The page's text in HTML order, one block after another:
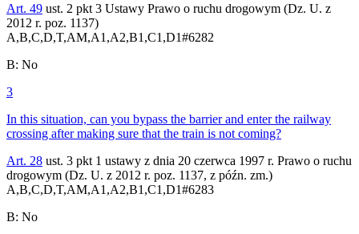
Art. 49 ust. 2 pkt 3 Ustawy Prawo o ruchu drogowym (Dz. U. z
2012 r. poz. 1137)
A,B,C,D,T,AM,A1,A2,B1,C1,D1#6282
B: No
3
In this situation, can you bypass the barrier and enter the railway
crossing after making sure that the train is not coming?
Art. 28 ust. 3 pkt 1 ustawy z dnia 20 czerwca 1997 r. Prawo o ruchu
drogowym (Dz. U. z 2012 r. poz. 1137, z późn. zm.)
A,B,C,D,T,AM,A1,A2,B1,C1,D1#6283
B: No